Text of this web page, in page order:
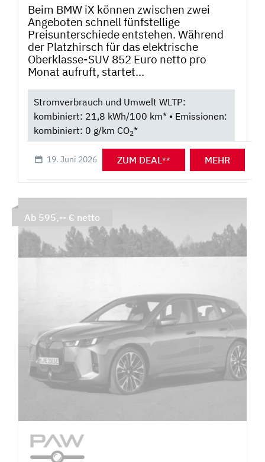
Beim BMW iX können zwischen zwei
Angeboten schnell fünfstellige
Preisunterschiede entstehen. Während
der Platzhirsch für das elektrische
Oberklasse-SUV 852 Euro netto pro
Monat aufruft, startet...
Stromverbrauch und Umwelt WLTP:
kombiniert: 21,8 kWh/100 km* • Emissionen:
kombiniert: 0 g/km CO2*
19. Juni 2026 ZUM DEAL** MEHR
Ab 595,-- € netto